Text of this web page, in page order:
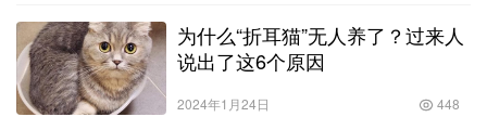
为什么“折耳猫”无人养了？过来人
说出了这6个原因
2024年1月24日 448